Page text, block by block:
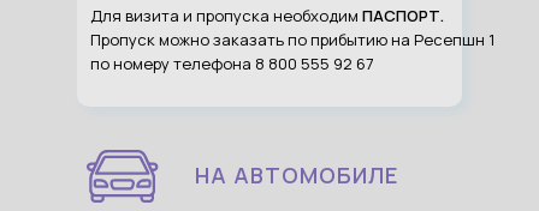
Для визита и пропуска необходим ПАСПОРТ.
Пропуск можно заказать по прибытию на Ресепшн 1
по номеру телефона 8 800 555 92 67
НА АВТОМОБИЛЕ